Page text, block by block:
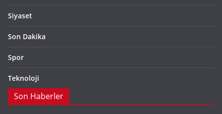
Siyaset
Son Dakika
Spor
Teknoloji
Son Haberler